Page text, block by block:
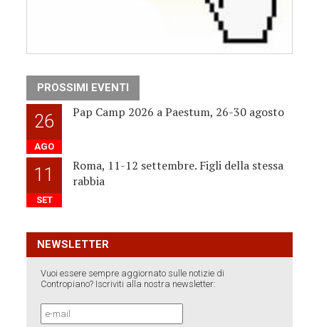
PROSSIMI EVENTI
26
AGO
Pap Camp 2026 a Paestum, 26-30 agosto
11
SET
Roma, 11-12 settembre. Figli della stessa
rabbia
NEWSLETTER
Vuoi essere sempre aggiornato sulle notizie di
Contropiano? Iscriviti alla nostra newsletter: